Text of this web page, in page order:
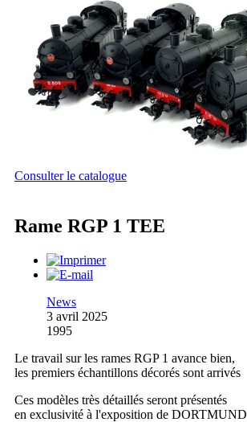
Consulter le catalogue
Rame RGP 1 TEE
News
3 avril 2025
1995
Le travail sur les rames RGP 1 avance bien,
les premiers échantillons décorés sont arrivés
Ces modèles très détaillés seront présentés
en exclusivité à l'exposition de DORTMUND